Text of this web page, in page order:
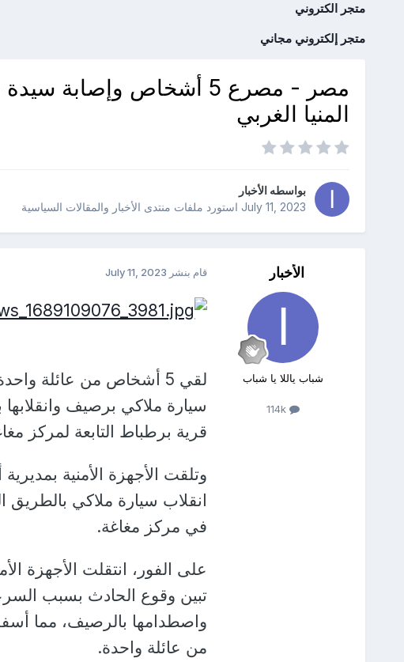
متجر الكتروني
متجر إلكتروني مجاني
مصر - مصرع 5 أشخاص
المنيا الغربي
بواسطه الأخبار
July 11, 2023استورد ملفات منتدى الأخبار والمقالات السياسية
الأخبار
شباب ياللا يا شباب
114k
قام بنشر July 11, 2023
لقي 5 أشخاص من عائلة
سيارة ملاكي برصيف
قرية برطباط التابعة لمركز
وتلقت الأجهزة الأمنية
انقلاب سيارة ملاكي
في مركز مغاغة.
على الفور، انتقلت الأجهزة
تبين وقوع الحادث بسبب
من عائلة واحدة.